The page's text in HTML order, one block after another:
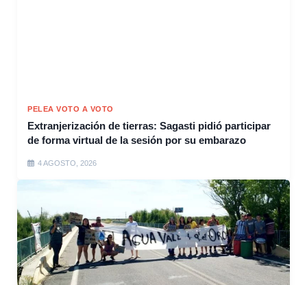
PELEA VOTO A VOTO
Extranjerización de tierras: Sagasti pidió participar
de forma virtual de la sesión por su embarazo
4 AGOSTO, 2026